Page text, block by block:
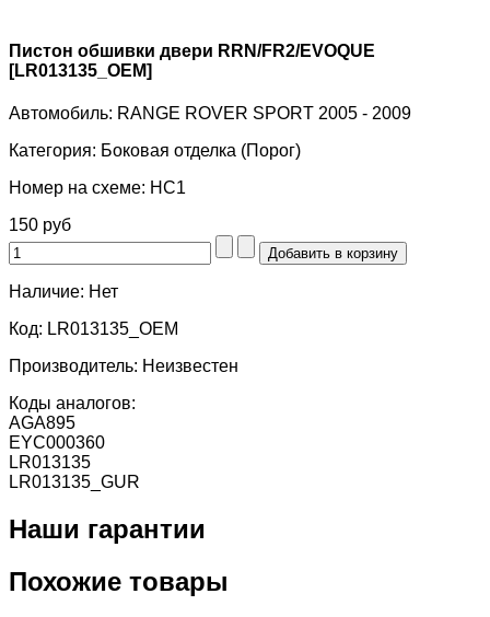
Пистон обшивки двери RRN/FR2/EVOQUE
[LR013135_OEM]
Автомобиль: RANGE ROVER SPORT 2005 - 2009
Категория: Боковая отделка (Порог)
Номер на схеме: HC1
150 руб
Наличие: Нет
Код: LR013135_OEM
Производитель: Неизвестен
Коды аналогов:
AGA895
EYC000360
LR013135
LR013135_GUR
Наши гарантии
Похожие товары